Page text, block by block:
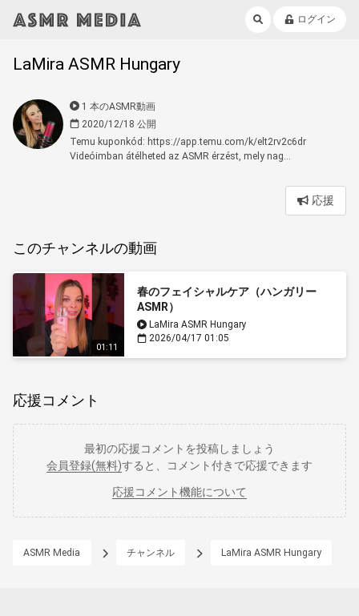
ログイン
LaMira ASMR Hungary
1 本のASMR動画
2020/12/18 公開
Temu kuponkód: https://app.temu.com/k/elt2rv2c6dr
Videóimban átélheted az ASMR érzést, mely nag...
応援
このチャンネルの動画
01:11
春のフェイシャルケア（ハンガリー
ASMR）
LaMira ASMR Hungary
2026/04/17 01:05
応援コメント
最初の応援コメントを投稿しましょう
会員登録(無料)すると、コメント付きで応援できます
応援コメント機能について
ASMR Media チャンネル LaMira ASMR Hungary